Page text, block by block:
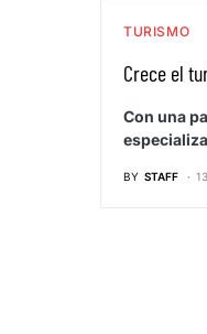
TURISMO
Crece el
Con una
BY STAFF